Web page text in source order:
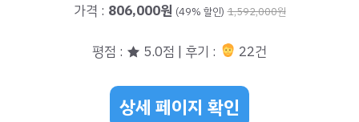
가격 : 806,000원 (49% 할인) 1,592,000원
평점 : ★ 5.0점 | 후기 : 22건
상세 페이지 확인